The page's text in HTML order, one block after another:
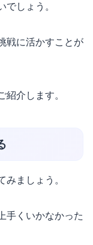
しょう。
戦に活かすことが
紹介します。
みましょう。
手くいかなかった